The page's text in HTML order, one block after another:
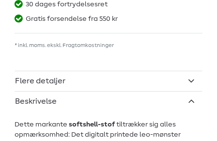
30 dages fortrydelsesret
Gratis forsendelse fra 550 kr
* inkl. moms. ekskl. Fragtomkostninger
Flere detaljer
Beskrivelse
Dette markante softshell-stoftiltrækker sig alles
opmærksomhed: Det digitalt printede leo-mønster